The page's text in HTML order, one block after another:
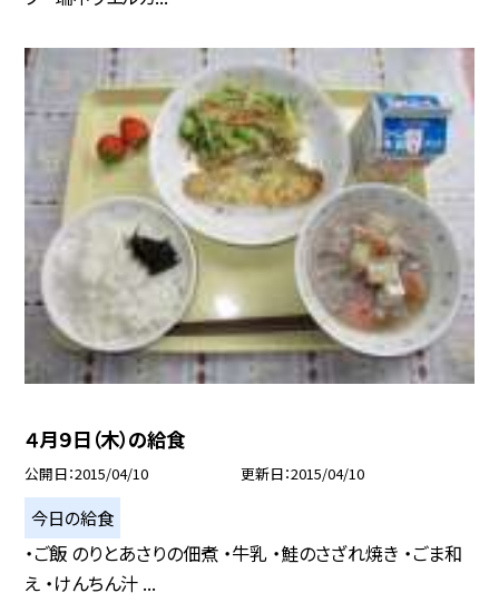
４月９日（木）の給食
公開日 2015/04/10 更新日 2015/04/10
今日の給食
・ご飯 のりとあさりの佃煮 ・牛乳 ・鮭のさざれ焼き ・ごま和
え ・けんちん汁 ...